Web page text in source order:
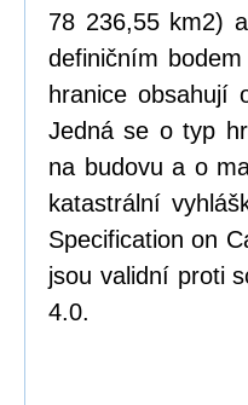
78 236,55 km2)
definičním
hranice obsahují
Jedná se o typ
na budovu a o
katastrální
Specification on
jsou validní proti
4.0.